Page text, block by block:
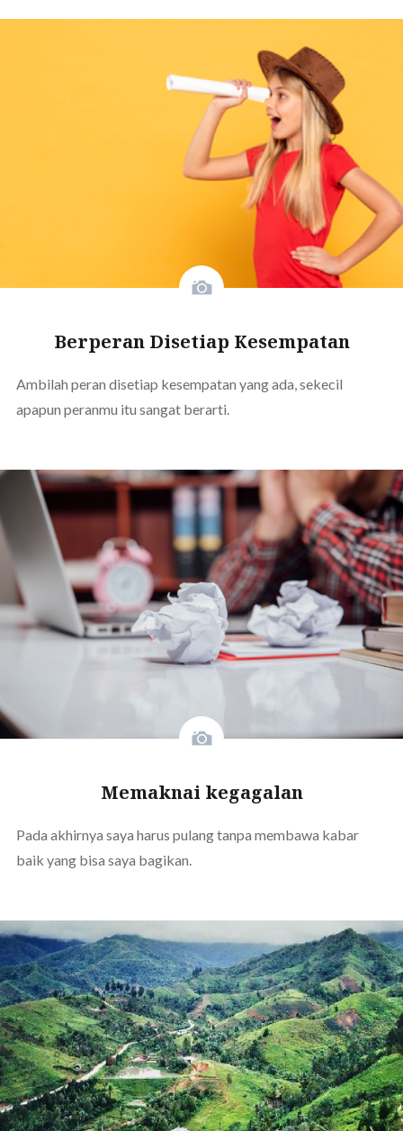
Berperan Disetiap Kesempatan
Ambilah peran disetiap kesempatan yang ada, sekecil
apapun peranmu itu sangat berarti.
Memaknai kegagalan
Pada akhirnya saya harus pulang tanpa membawa kabar
baik yang bisa saya bagikan.